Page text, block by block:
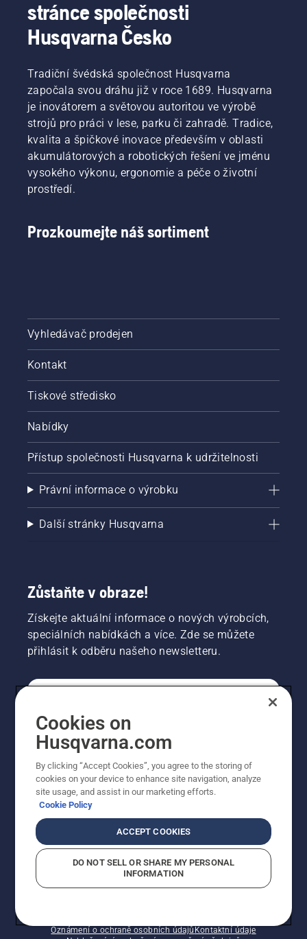
stránce společnosti
Husqvarna Česko
Tradiční švédská společnost Husqvarna
započala svou dráhu již v roce 1689. Husqvarna
je inovátorem a světovou autoritou ve výrobě
strojů pro práci v lese, parku či zahradě. Tradice,
kvalita a špičkové inovace především v oblasti
akumulátorových a robotických řešení ve jménu
vysokého výkonu, ergonomie a péče o životní
prostředí.
Prozkoumejte náš sortiment
Vyhledávač prodejen
Kontakt
Tiskové středisko
Nabídky
Přístup společnosti Husqvarna k udržitelnosti
Právní informace o výrobku
Další stránky Husqvarna
Zůstaňte v obraze!
Získejte aktuální informace o nových výrobcích,
speciálních nabídkách a více. Zde se můžete
přihlásit k odběru našeho newsletteru.
PROFESIONÁLNÍ
Oznámení o ochraně osobních údajů Kontaktní údaje
Cookies on
Husqvarna.com
By clicking “Accept Cookies”, you agree to the storing of
cookies on your device to enhance site navigation, analyze
site usage, and assist in our marketing efforts.
Cookie Policy
ACCEPT COOKIES
DO NOT SELL OR SHARE MY PERSONAL
INFORMATION